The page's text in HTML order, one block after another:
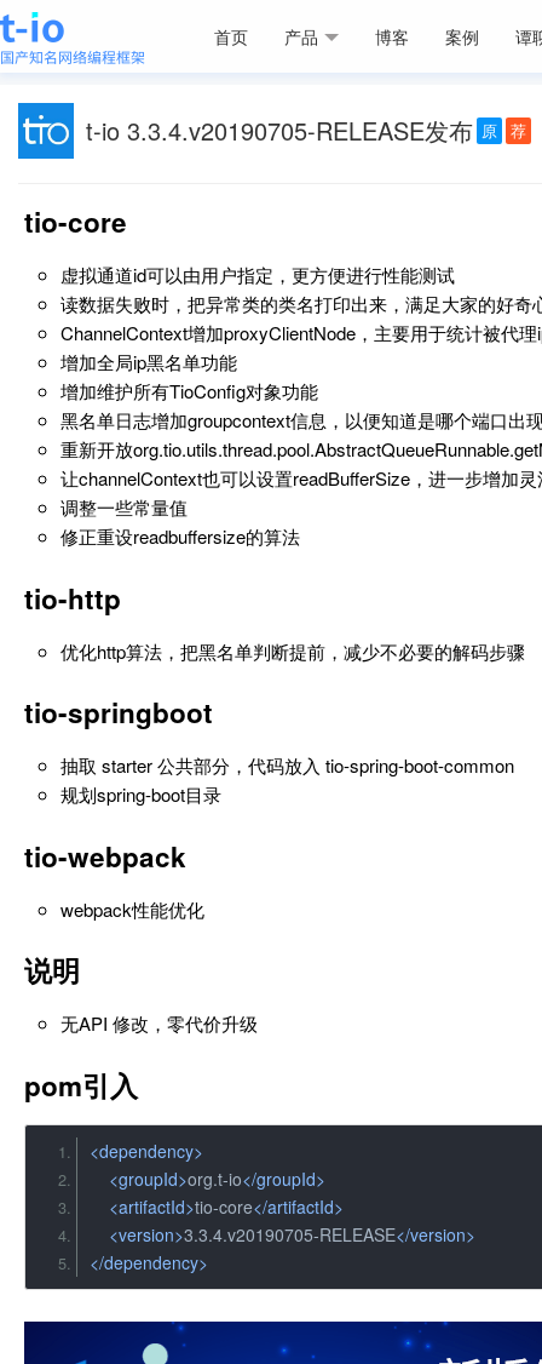
首页 产品 博客 案例 谭
t-io 3.3.4.v20190705-RELEASE发布 原 荐
tio-core
虚拟通道id可以由用户指定，更方便进行性能测试
读数据失败时，把异常类的类名打印出来，满足大家的好奇
ChannelContext增加proxyClientNode，主要用于统计被代
增加全局ip黑名单功能
增加维护所有TioConfig对象功能
黑名单日志增加groupcontext信息，以便知道是哪个端口出
重新开放
让channelContext也可以设置readBufferSize，进一步增加
调整一些常量值
修正重设readbuffersize的算法
tio-http
优化http算法，把黑名单判断提前，减少不必要的解码步骤
tio-springboot
抽取 starter 公共部分，代码放入 tio-spring-boot-common
规划spring-boot目录
tio-webpack
webpack性能优化
说明
无API 修改，零代价升级
pom引入
<dependency>
<groupId>org.t-io</groupId>
<artifactId>tio-core</artifactId>
<version>3.3.4.v20190705-RELEASE</version>
</dependency>